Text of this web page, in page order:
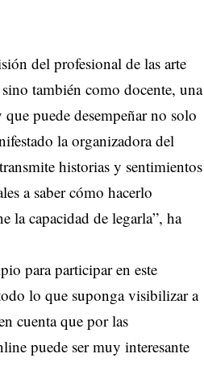
del profesional de las arte
también como docente, una
puede desempeñar no solo
la organizadora del
historias y sentimientos
a saber cómo hacerlo
la capacidad de legarla”, ha
para participar en este
lo que suponga visibilizar a
cuenta que por las
puede ser muy interesante